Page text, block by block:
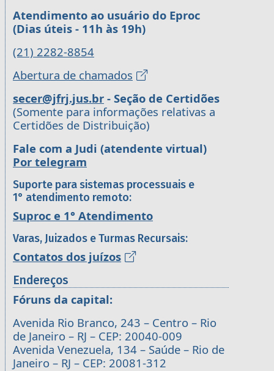
Atendimento ao usuário do Eproc
(Dias úteis - 11h às 19h)
(21) 2282-8854
Abertura de chamados
secer@jfrj.jus.br - Seção de Certidões
(Somente para informações relativas a
Certidões de Distribuição)
Fale com a Judi (atendente virtual)
Por telegram
Suporte para sistemas processuais e
1° atendimento remoto:
Suproc e 1° Atendimento
Varas, Juizados e Turmas Recursais:
Contatos dos juízos
Endereços
Fóruns da capital:
Avenida Rio Branco, 243 – Centro – Rio
de Janeiro – RJ – CEP: 20040-009
Avenida Venezuela, 134 – Saúde – Rio de
Janeiro – RJ – CEP: 20081-312